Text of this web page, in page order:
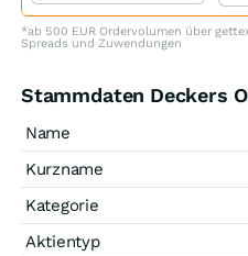
*ab 500 EUR Ordervolumen über
Spreads und Zuwendungen
Stammdaten Deckers
Name
Kurzname
Kategorie
Aktientyp